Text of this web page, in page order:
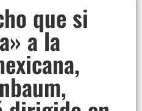
que si
a la